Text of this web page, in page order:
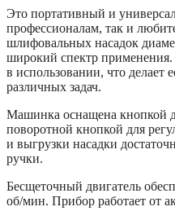
Это портативный и
профессионалам, так и
шлифовальных насадок
широкий спектр
в использовании, что делает
различных задач.
Машинка оснащена кнопкой
поворотной кнопкой для
и выгрузки насадки
ручки.
Бесщеточный двигатель
об/мин. Прибор работает от